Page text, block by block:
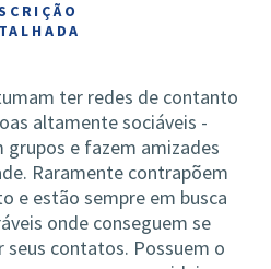
ter redes de contanto
altamente sociáveis -
e fazem amizades
Raramente contrapõem
e estão sempre em busca
onde conseguem se
seus contatos. Possuem o